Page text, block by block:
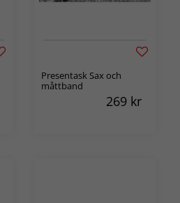
Presentask Sax och
måttband
269 kr